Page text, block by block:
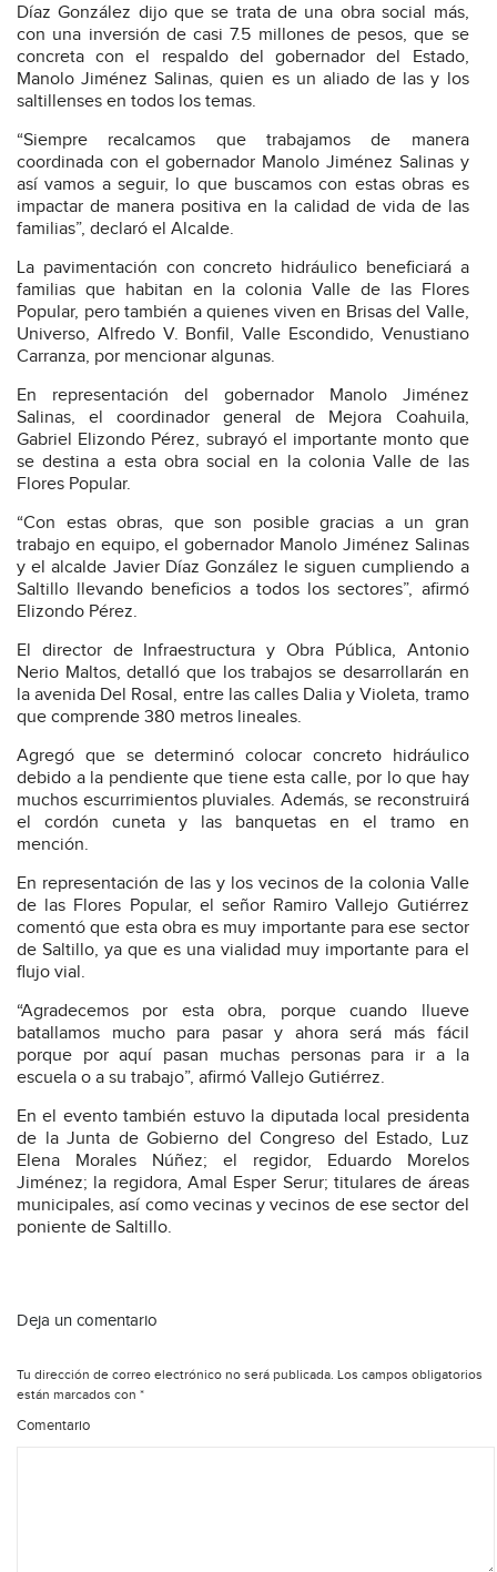
Díaz González dijo que se trata de una obra social más,
con una inversión de casi 7.5 millones de pesos, que se
concreta con el respaldo del gobernador del Estado,
Manolo Jiménez Salinas, quien es un aliado de las y los
saltillenses en todos los temas.
“Siempre recalcamos que trabajamos de manera
coordinada con el gobernador Manolo Jiménez Salinas y
así vamos a seguir, lo que buscamos con estas obras es
impactar de manera positiva en la calidad de vida de las
familias”, declaró el Alcalde.
La pavimentación con concreto hidráulico beneficiará a
familias que habitan en la colonia Valle de las Flores
Popular, pero también a quienes viven en Brisas del Valle,
Universo, Alfredo V. Bonfil, Valle Escondido, Venustiano
Carranza, por mencionar algunas.
En representación del gobernador Manolo Jiménez
Salinas, el coordinador general de Mejora Coahuila,
Gabriel Elizondo Pérez, subrayó el importante monto que
se destina a esta obra social en la colonia Valle de las
Flores Popular.
“Con estas obras, que son posible gracias a un gran
trabajo en equipo, el gobernador Manolo Jiménez Salinas
y el alcalde Javier Díaz González le siguen cumpliendo a
Saltillo llevando beneficios a todos los sectores”, afirmó
Elizondo Pérez.
El director de Infraestructura y Obra Pública, Antonio
Nerio Maltos, detalló que los trabajos se desarrollarán en
la avenida Del Rosal, entre las calles Dalia y Violeta, tramo
que comprende 380 metros lineales.
Agregó que se determinó colocar concreto hidráulico
debido a la pendiente que tiene esta calle, por lo que hay
muchos escurrimientos pluviales. Además, se reconstruirá
el cordón cuneta y las banquetas en el tramo en
mención.
En representación de las y los vecinos de la colonia Valle
de las Flores Popular, el señor Ramiro Vallejo Gutiérrez
comentó que esta obra es muy importante para ese sector
de Saltillo, ya que es una vialidad muy importante para el
flujo vial.
“Agradecemos por esta obra, porque cuando llueve
batallamos mucho para pasar y ahora será más fácil
porque por aquí pasan muchas personas para ir a la
escuela o a su trabajo”, afirmó Vallejo Gutiérrez.
En el evento también estuvo la diputada local presidenta
de la Junta de Gobierno del Congreso del Estado, Luz
Elena Morales Núñez; el regidor, Eduardo Morelos
Jiménez; la regidora, Amal Esper Serur; titulares de áreas
municipales, así como vecinas y vecinos de ese sector del
poniente de Saltillo.
Deja un comentario
Tu dirección de correo electrónico no será publicada. Los campos obligatorios
están marcados con *
Comentario